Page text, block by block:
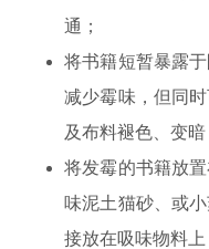
通；
将书籍短暂暴露
减少霉味，但同
及布料褪色、变
将发霉的书籍放
味泥土猫砂、或
接放在吸味物料上